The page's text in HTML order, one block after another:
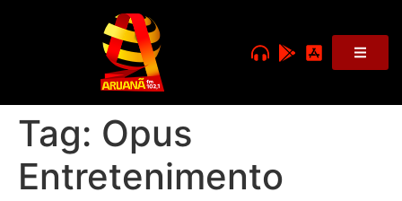
Tag: Opus
Entretenimento